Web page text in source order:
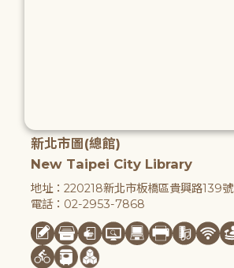
新北市圖(總館)
New Taipei City Library
地址：220218新北市板橋區貴興路139號
電話：02-2953-7868